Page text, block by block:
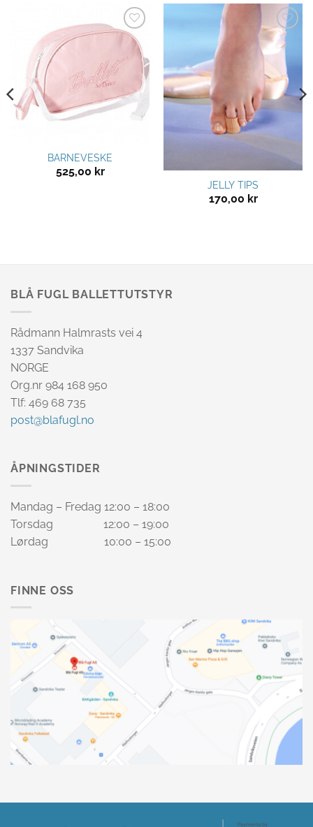
Legg til
ønskeliste
BARNEVESKE
525,00 kr
Legg til
ønskeliste
JELLY TIPS
170,00 kr
BLÅ FUGL BALLETTUTSTYR
Rådmann Halmrasts vei 4
1337 Sandvika
NORGE
Org.nr 984 168 950
Tlf: 469 68 735
post@blafugl.no
ÅPNINGSTIDER
Mandag – Fredag 12:00 – 18:00
Torsdag 12:00 – 19:00
Lørdag 10:00 – 15:00
FINNE OSS